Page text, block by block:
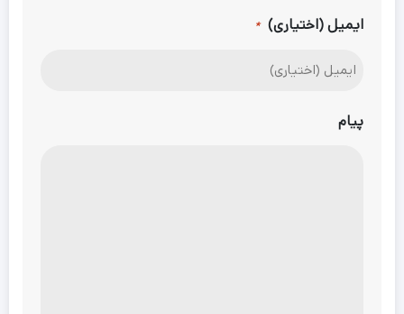
ایمیل (اختیاری) *
پیام